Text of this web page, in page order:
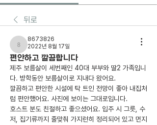
뒤로
8673826
8673826
2022년 8월 17일
편안하고 깔끔합니다
제주 보름살이 세번째인 40대 부부와 딸2 가족입니
다. 방학동안 보름살이로 지내다 왔어요.
깔끔하고 편안한 시설에 탁 트인 전망이 좋아 내집처
럼 편안했어요. 사진에 보이는 그대로입니다.
호스트 분도 친절하고 좋으셨어요. 입주 시 그릇, 수
저, 집기류까지 줄맞춰 가지런히 정리되어 있고 먼지